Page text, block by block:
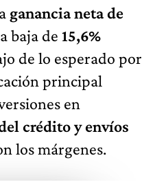
ganancia neta de
baja de 15,6%
de lo esperado por
principal
en
crédito y envíos
los márgenes.